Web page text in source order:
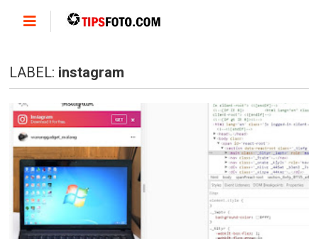
LABEL: instagram